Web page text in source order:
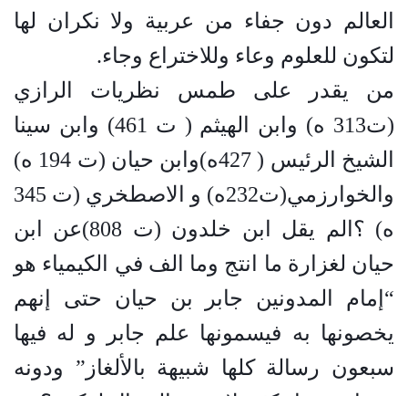
العالم دون جفاء من عربية ولا نكران لها
لتكون للعلوم وعاء وللاختراع وجاء.
من يقدر على طمس نظريات الرازي
(ت313 ه) وابن الهيثم ( ت 461) وابن سينا
الشيخ الرئيس ( 427ه)وابن حيان (ت 194 ه)
والخوارزمي(ت232ه) و الاصطخري (ت 345
ه) ؟الم يقل ابن خلدون (ت 808)عن ابن
حيان لغزارة ما انتج وما الف في الكيمياء هو
“إمام المدونين جابر بن حيان حتى إنهم
يخصونها به فيسمونها علم جابر و له فيها
سبعون رسالة كلها شبيهة بالألغاز” ودونه